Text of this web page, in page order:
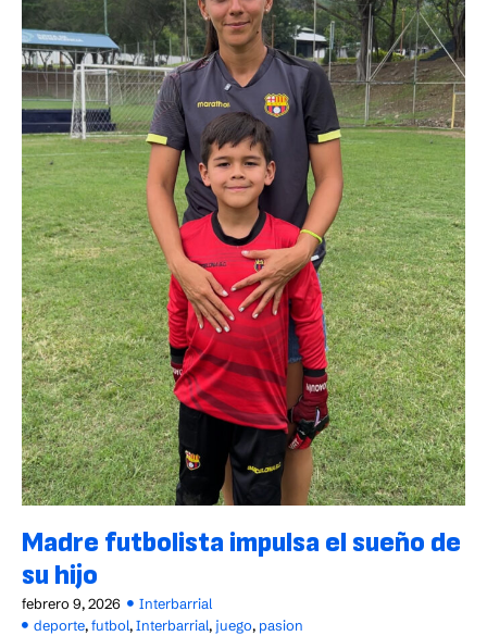
Madre futbolista impulsa el sueño de
su hijo
febrero 9, 2026
Interbarrial
deporte,futbol,Interbarrial, juego, pasion